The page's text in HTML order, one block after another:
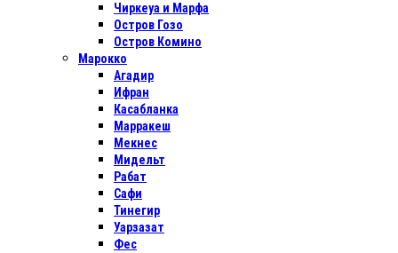
Чиркеуа и Марфа
Остров Гозо
Остров Комино
Марокко
Агадир
Ифран
Касабланка
Марракеш
Мекнес
Мидельт
Рабат
Сафи
Тинегир
Уарзазат
Фес